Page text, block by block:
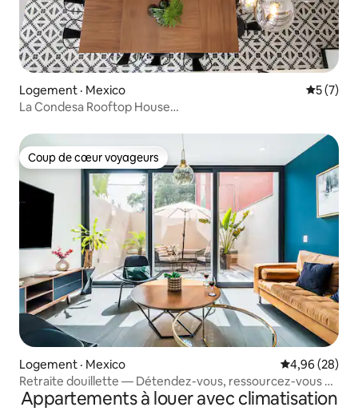
Logement · Mexico Note
5 (7)
La Condesa Rooftop House
Coup de cœur voyageurs
Coup de cœur voyageurs
Logement · Mexico Note
4,96 (28)
Retraite douillette — Détendez-vous, ressourcez-vous et
sentez-vous comme chez vous
Appartements à louer avec climatisation